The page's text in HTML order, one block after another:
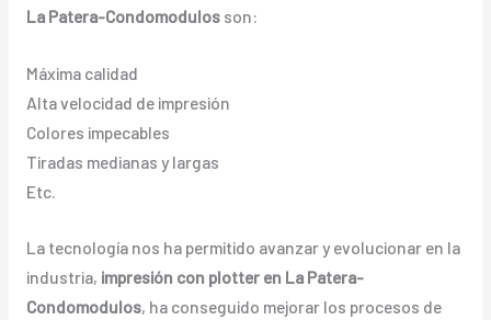
La Patera-Condomodulosson:
Máxima calidad
Alta velocidad de impresión
Colores impecables
Tiradas medianas y largas
Etc.
La tecnología nos ha permitido avanzar y evolucionar en la
industria, impresión con plotter en La Patera-
Condomodulos, ha conseguido mejorar los procesos de